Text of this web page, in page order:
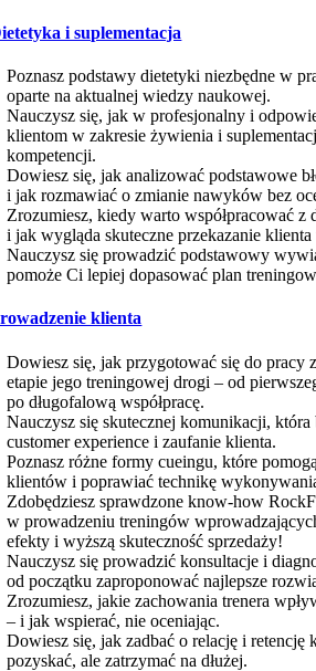
i suplementacja
Poznasz podstawy dietetyki niezbędne w
oparte na aktualnej wiedzy naukowej.
Nauczysz się, jak w profesjonalny i
klientom w zakresie żywienia i
kompetencji.
Dowiesz się, jak analizować podstawowe
i jak rozmawiać o zmianie nawyków bez
Zrozumiesz, kiedy warto współpracować
i jak wygląda skuteczne przekazanie klienta
Nauczysz się prowadzić podstawowy
pomoże Ci lepiej dopasować plan
klienta
Dowiesz się, jak przygotować się do pracy
etapie jego treningowej drogi – od
po długofalową współpracę.
Nauczysz się skutecznej komunikacji,
customer experience i zaufanie klienta.
Poznasz różne formy cueingu, które
klientów i poprawiać technikę
Zdobędziesz sprawdzone know-how
w prowadzeniu treningów
efekty i wyższą skuteczność sprzedaży!
Nauczysz się prowadzić konsultacje i
od początku zaproponować najlepsze
Zrozumiesz, jakie zachowania trenera
– i jak wspierać, nie oceniając.
Dowiesz się, jak zadbać o relację i retencję
pozyskać, ale zatrzymać na dłużej.